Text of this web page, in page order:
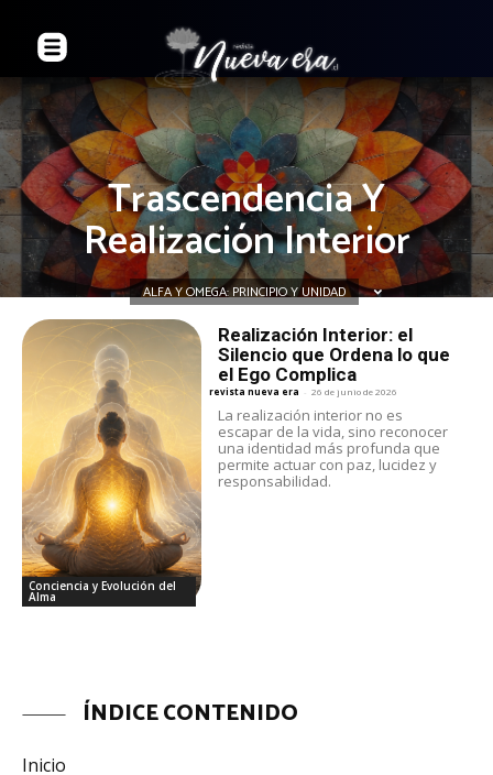
Trascendencia Y
Realización Interior
ALFA Y OMEGA: PRINCIPIO Y UNIDAD
Conciencia y Evolución del
Alma
Realización Interior: el
Silencio que Ordena lo que
el Ego Complica
revista nueva era - 26 de junio de 2026
La realización interior no es
escapar de la vida, sino reconocer
una identidad más profunda que
permite actuar con paz, lucidez y
responsabilidad.
ÍNDICE CONTENIDO
Inicio